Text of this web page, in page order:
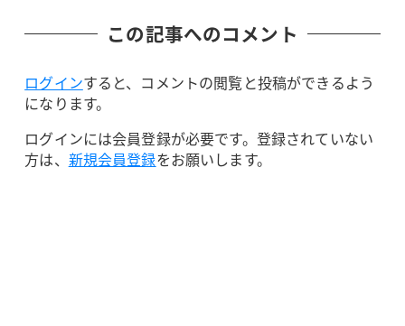
この記事へのコメント
ログインすると、コメントの閲覧と投稿ができるよう
になります。
ログインには会員登録が必要です。登録されていない
方は、 新規会員登録をお願いします。